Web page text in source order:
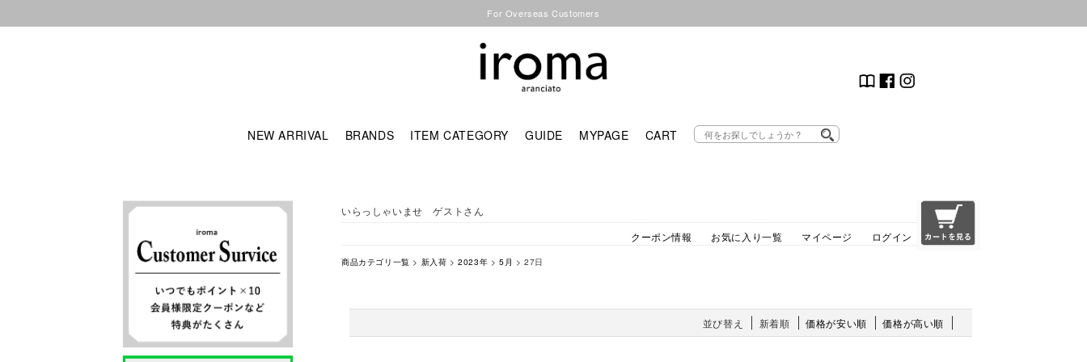
For Overseas Customers
NEW ARRIVAL BRANDS ITEM CATEGORY GUIDE MYPAGE CART
いらっしゃいませ ゲストさん
クーポン情報
お気に入り一覧 マイページ ログイン
商品カテゴリ一覧 > 新入荷 >2023年 >5月 > 27日
並び替え 新着順 価格が安い順 価格が高い順